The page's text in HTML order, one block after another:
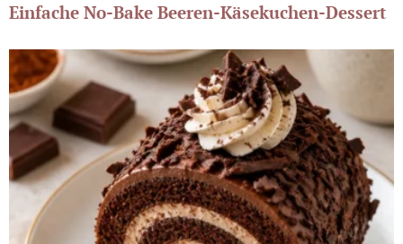
Einfache No-Bake Beeren-Käsekuchen-Dessert